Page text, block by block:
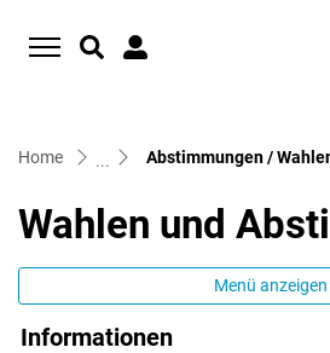
Home Abstimmungen /
Wahlen und
Menü anzeigen
Informationen